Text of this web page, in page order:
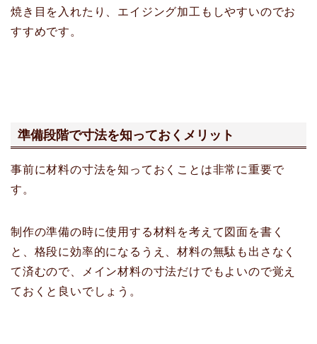
焼き目を入れたり、エイジング加工もしやすいのでお
すすめです。
準備段階で寸法を知っておくメリット
事前に材料の寸法を知っておくことは非常に重要で
す。
制作の準備の時に使用する材料を考えて図面を書く
と、格段に効率的になるうえ、材料の無駄も出さなく
て済むので、メイン材料の寸法だけでもよいので覚え
ておくと良いでしょう。